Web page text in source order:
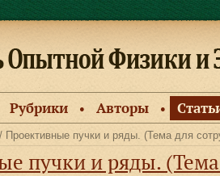
Рубрики ● Авторы ●
/ Проективные пучки и ряды. (Тема для
пучки и ряды.